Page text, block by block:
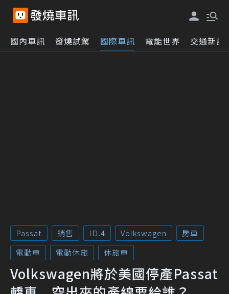
國內車訊 發燒試駕 國際車訊 電能世界 交通新訊
Passat 銷售 ID.4 Volkswagen
房車
電動車
電動休旅 休旅車
Volkswagen將於美國停產Passat